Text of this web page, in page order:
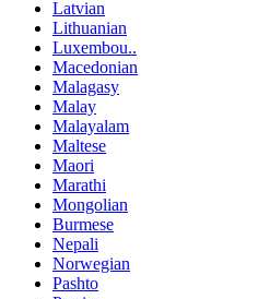
Latvian
Lithuanian
Luxembou..
Macedonian
Malagasy
Malay
Malayalam
Maltese
Maori
Marathi
Mongolian
Burmese
Nepali
Norwegian
Pashto